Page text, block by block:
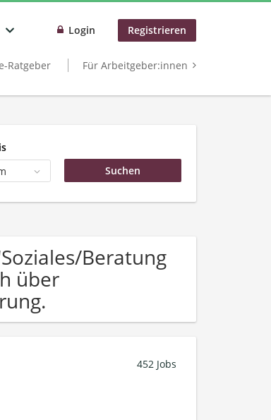
Login Registrieren
Ratgeber Für Arbeitgeber:innen
Beratung
über
452 Jobs